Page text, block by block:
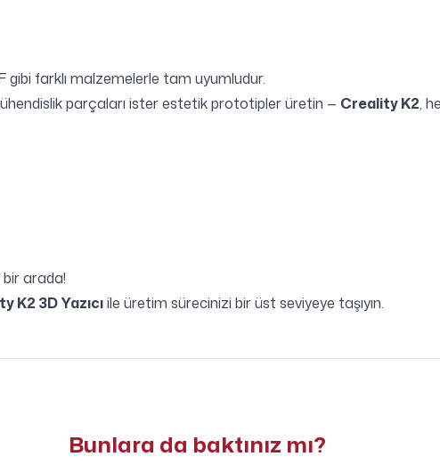
gibi farklı malzemelerle tam uyumludur.
parçaları ister estetik prototipler üretin — Creality K2,
bir arada!
K2 3D Yazıcıile üretim sürecinizi bir üst seviyeye taşıyın.
Bunlara da baktınız mı?